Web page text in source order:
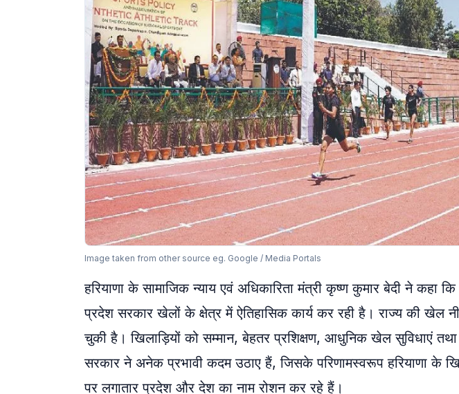
Image taken from other source eg. Google / Media Portals
हरियाणा के सामाजिक न्याय एवं अधिकारिता मंत्री कृष्ण कुमार बेदी ने कहा
प्रदेश सरकार खेलों के क्षेत्र में ऐतिहासिक कार्य कर रही है। राज्य की
चुकी है। खिलाड़ियों को सम्मान, बेहतर प्रशिक्षण, आधुनिक खेल सुविधाएं तथा
सरकार ने अनेक प्रभावी कदम उठाए हैं, जिसके परिणामस्वरूप हरियाणा के
पर लगातार प्रदेश और देश का नाम रोशन कर रहे हैं।